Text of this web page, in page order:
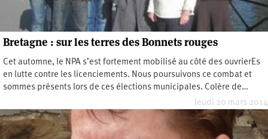
Bretagne : sur les terres des Bonnets rouges
Cet automne, le NPA s’est fortement mobilisé au côté des ouvrierEs
en lutte contre les licenciements. Nous poursuivons ce combat et
sommes présents lors de ces élections municipales. Colère de…
Jeudi 20 mars 2014